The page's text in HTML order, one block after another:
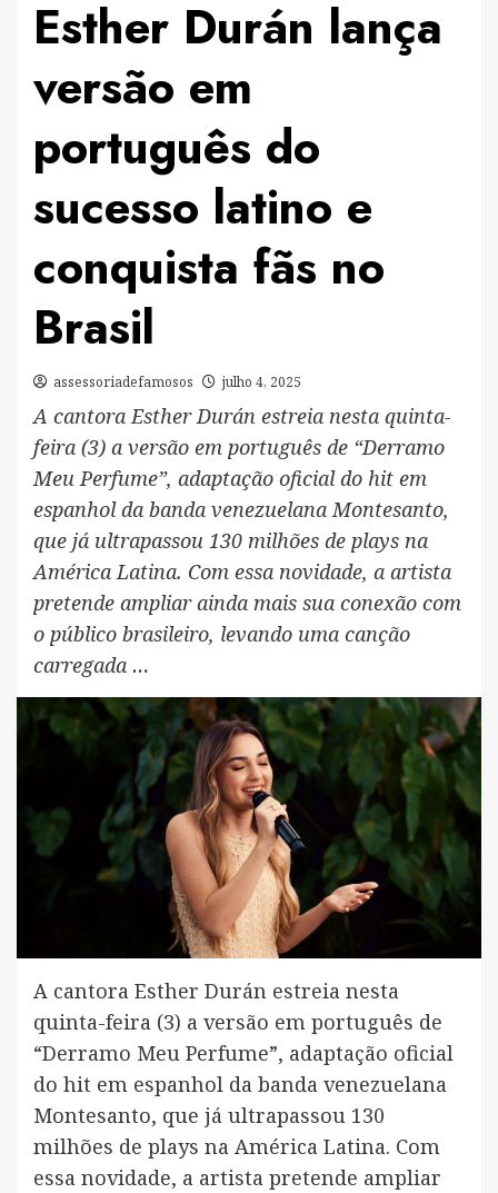
Esther Durán lança
versão em
português do
sucesso latino e
conquista fãs no
Brasil
assessoriadefamosos julho 4, 2025
A cantora Esther Durán estreia nesta quinta-
feira (3) a versão em português de “Derramo
Meu Perfume”, adaptação oficial do hit em
espanhol da banda venezuelana Montesanto,
que já ultrapassou 130 milhões de plays na
América Latina. Com essa novidade, a artista
pretende ampliar ainda mais sua conexão com
o público brasileiro, levando uma canção
carregada …
A cantora Esther Durán estreia nesta
quinta-feira (3) a versão em português de
“Derramo Meu Perfume”, adaptação oficial
do hit em espanhol da banda venezuelana
Montesanto, que já ultrapassou 130
milhões de plays na América Latina. Com
essa novidade, a artista pretende ampliar